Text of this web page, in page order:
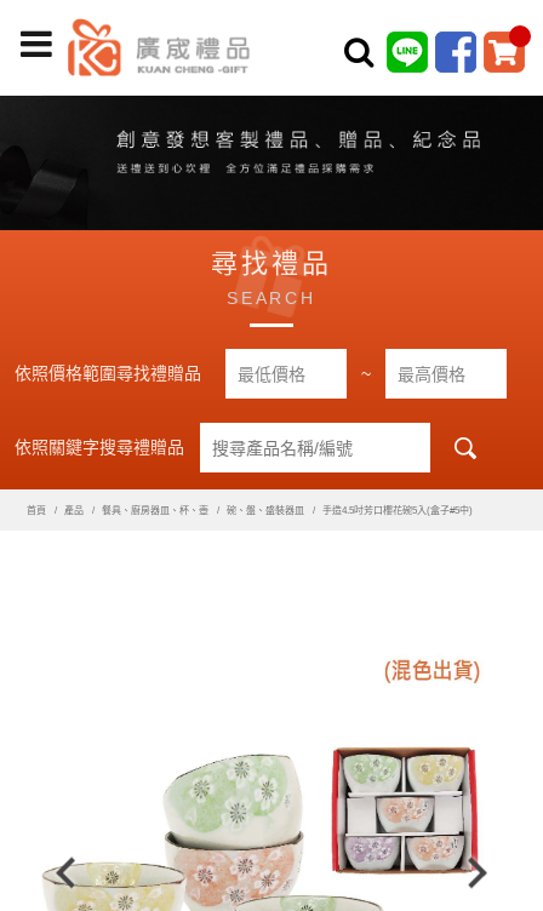
尋找禮品
SEARCH
依照價格範圍尋找禮贈品 ~
依照關鍵字搜尋禮贈品
首頁 產品 餐具、廚房器皿、杯、壺 碗、盤、盛裝器皿 手造4.5吋芳口櫻花碗5入(盒子#5中)